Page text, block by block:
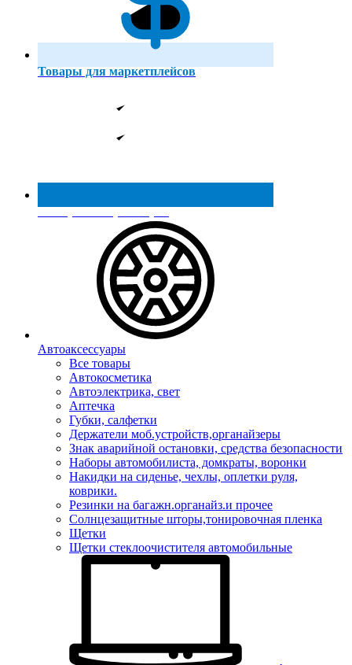
Товары для маркетплейсов
Реестр МинПромТорга
Автоаксессуары
Все товары
Автокосметика
Автоэлектрика, свет
Аптечка
Губки, салфетки
Держатели моб.устройств,органайзеры
Знак аварийной остановки, средства безопасности
Наборы автомобилиста, домкраты, воронки
Накидки на сиденье, чехлы, оплетки руля,
коврики.
Резинки на багажн.органайз.и прочее
Солнцезащитные шторы,тонировочная пленка
Щетки
Щетки стеклоочистителя автомобильные